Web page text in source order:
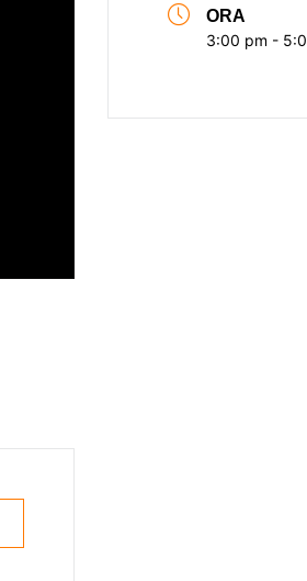
ORA
3:00 pm -